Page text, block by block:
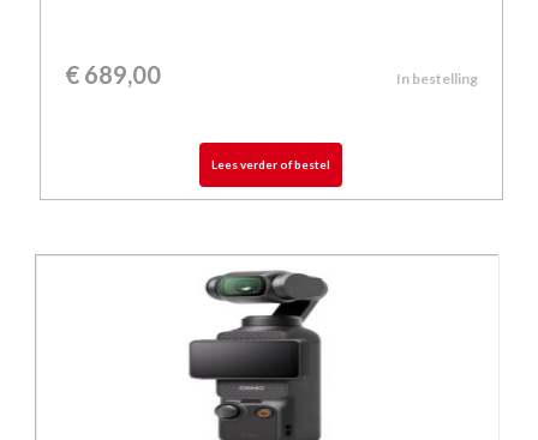
€689,00 In bestelling
Lees verder of bestel